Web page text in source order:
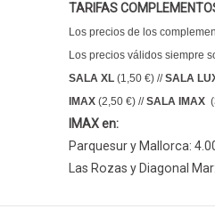
TARIFAS
Los precios de los
Los precios válidos siempre
SALA XL (1,50 €) //SALA
IMAX (2,50 €) //SALA IMAX
IMAX en:
Parquesur y Mallorca:
Las Rozas y Diagonal